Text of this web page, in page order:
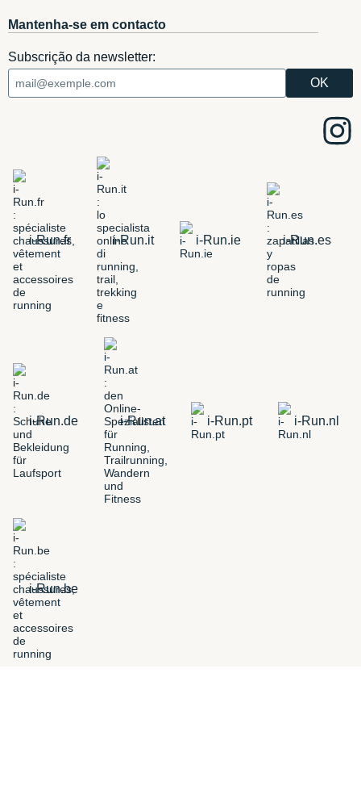
Mantenha-se em contacto
Subscrição da newsletter:
i-Run.fr i-Run.it i-Run.ie i-Run.es
i-Run.de i-Run.at i-Run.pt i-Run.nl
i-Run.be